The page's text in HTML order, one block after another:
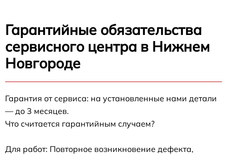
Гарантийные обязательства
сервисного центра в Нижнем
Новгороде
Гарантия от сервиса: на установленные нами детали
— до 3 месяцев.
Что считается гарантийным случаем?
Для работ: Повторное возникновение дефекта,